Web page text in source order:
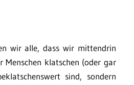
wir alle, dass wir mittendrin
Menschen klatschen (oder gar
sind, sondern